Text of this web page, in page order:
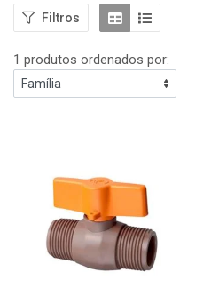
Filtros
1 produtos ordenados por: